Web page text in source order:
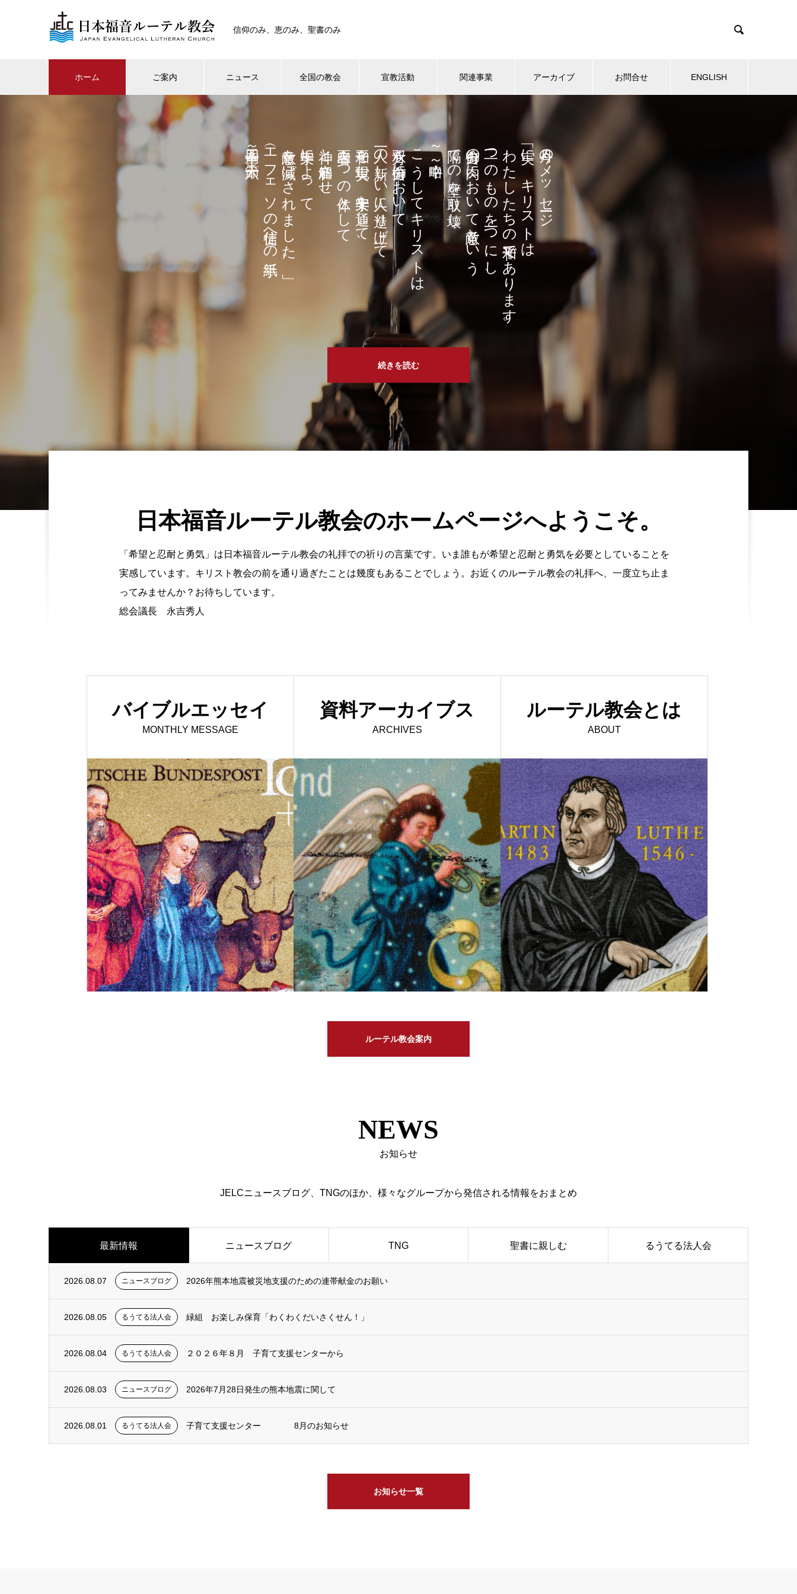
信仰のみ、恵のみ、聖書のみ 
ホーム ご案内 ニュース 全国の教会 宣教活動 関連事業 アーカイブ お問合せ ENGLISH
今月のメッセージ
「実に、キリストは
わたしたちの平和であります。
二つのものを一つにし、
御自分の肉において敵意という
隔ての壁を取り壊し、
～中略～
こうしてキリストは、
双方を御自分において
一人の新しい人に造り上げて
平和を実現し、十字架を通して、
両者を一つの体として
神と和解させ、
十字架によって
敵意を滅ぼされました。」
（エフェソの信徒への手紙
二章十四～十六節）
続きを読む
日本福音ルーテル教会のホームページへようこそ。
「希望と忍耐と勇気」は日本福音ルーテル教会の礼拝での祈りの言葉です。いま誰もが希望と忍耐と勇気を必要としていることを
実感しています。キリスト教会の前を通り過ぎたことは幾度もあることでしょう。お近くのルーテル教会の礼拝へ、一度立ち止ま
ってみませんか？お待ちしています。
総会議長 永吉秀人
バイブルエッセイ
MONTHLY MESSAGE
資料アーカイブス
ARCHIVES
ルーテル教会とは
ABOUT
ルーテル教会案内
NEWS
お知らせ
JELCニュースブログ、TNGのほか、様々なグループから発信される情報をおまとめ
最新情報 ニュースブログ TNG 聖書に親しむ るうてる法人会
2026.08.07 ニュースブログ 2026年熊本地震被災地支援のための連帯献金のお願い
2026.08.05 るうてる法人会 緑組 お楽しみ保育「わくわくだいさくせん！」
2026.08.04 るうてる法人会 ２０２６年８月 子育て支援センターから
2026.08.03 ニュースブログ 2026年7月28日発生の熊本地震に関して
2026.08.01 るうてる法人会 子育て支援センター 8月のお知らせ
お知らせ一覧